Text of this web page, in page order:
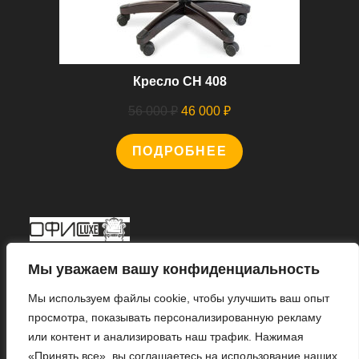
Мы уважаем вашу конфиденциальность
Мы используем файлы cookie, чтобы улучшить ваш опыт
просмотра, показывать персонализированную рекламу
или контент и анализировать наш трафик. Нажимая
«Принять все», вы соглашаетесь на использование наших
Кресло CH 408
56 000₽ Первоначальная
цена
составляла
46 000 ₽Текущая
46
ПОДРОБНЕЕ
Откроется